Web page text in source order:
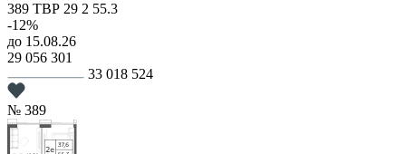
389 ТВР 29 2 55.3
-12%
до 15.08.26
29 056 301
33 018 524
№ 389